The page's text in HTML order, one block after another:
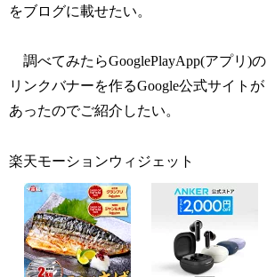
をブログに載せたい。
調べてみたらGooglePlayApp(アプリ)の
リンクバナーを作るGoogle公式サイトが
あったのでご紹介したい。
楽天モーションウィジェット